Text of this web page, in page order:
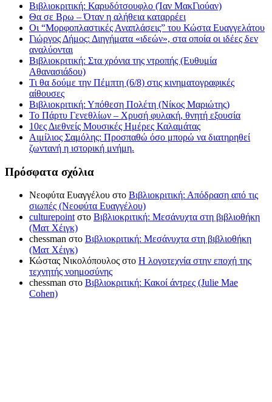
Βιβλιοκριτική: Καρυδότσουφλο (Ίαν ΜακΓιούαν)
Θα σε Βρω – Όταν η αλήθεια καταρρέει
Οι “Μορφοπλαστικές Αναπλάσεις” του Κώστα Ευαγγελάτου
Γιώργος Δήμος: Διηγήματα «ιδεών», στα οποία οι ιδέες δεν
αναλύονται
Βιβλιοκριτική: Στα χρόνια της ντροπής (Ευθυμία
Αθανασιάδου)
Τι θα δούμε την Πέμπτη (6/8) στις κινηματογραφικές
αίθουσες
Βιβλιοκριτική: Υπόθεση Πολέτη (Νίκος Μαριώτης)
Το Πάρτυ Γενεθλίων – Χρυσή φυλακή, θνητή εξουσία
10ες Διεθνείς Μουσικές Ημέρες Καλαμάτας
Αιμίλιος Σαμόλης: Προσπαθώ όσο μπορώ να διατηρηθεί
ζωντανή η ιστορική μνήμη.
Πρόσφατα σχόλια
Νεοφύτα Ευαγγέλου στο Βιβλιοκριτική: Απόδραση από τις
σιωπές (Νεοφύτα Ευαγγέλου)
culturepointστο Βιβλιοκριτική: Μεσάνυχτα στη βιβλιοθήκη
(Ματ Χέιγκ)
chessman στο Βιβλιοκριτική: Μεσάνυχτα στη βιβλιοθήκη
(Ματ Χέιγκ)
Κώστας Νικολόπουλος στο Η λογοτεχνία στην εποχή της
τεχνητής νοημοσύνης
chessman στο Βιβλιοκριτική: Κακοί άντρες (Julie Mae
Cohen)